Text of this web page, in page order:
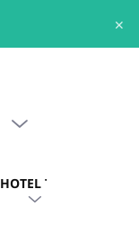
✕
HOTEL TEXTIL